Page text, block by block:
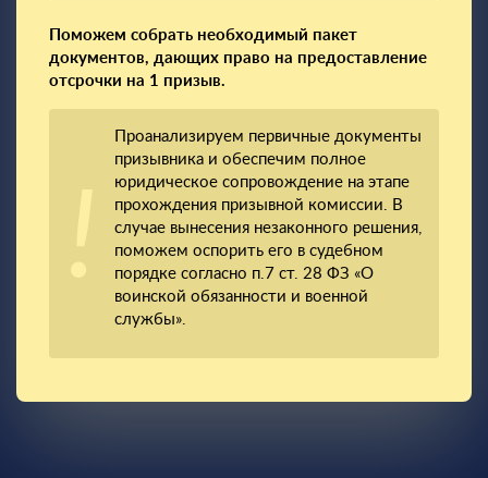
Поможем собрать необходимый пакет
документов, дающих право на предоставление
отсрочки на 1 призыв.
Проанализируем первичные документы
призывника и обеспечим полное
юридическое сопровождение на этапе
прохождения призывной комиссии. В
случае вынесения незаконного решения,
поможем оспорить его в судебном
порядке согласно п.7 ст. 28 ФЗ «О
воинской обязанности и военной
службы».